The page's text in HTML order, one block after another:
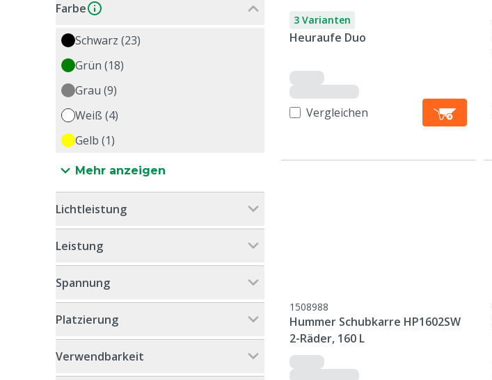
Farbe
Schwarz (23)
Grün (18)
Grau (9)
Weiß (4)
Gelb (1)
Mehr anzeigen
Lichtleistung
Leistung
Spannung
Platzierung
Verwendbarkeit
3 Varianten
Heuraufe Duo
Vergleichen
1508988
Hummer Schubkarre HP1602SW
2-Räder, 160 L